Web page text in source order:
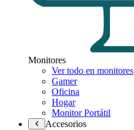
Monitores
Ver todo en monitores
Gamer
Oficina
Hogar
Monitor Portátil
Accesorios